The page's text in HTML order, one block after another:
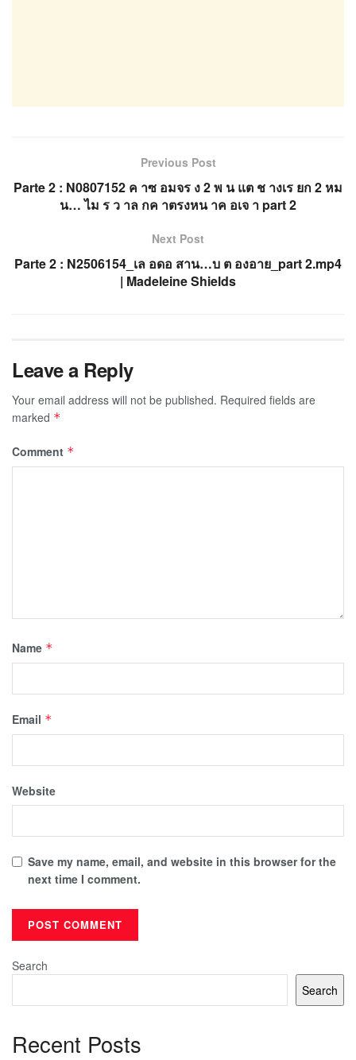
Previous Post
Parte 2 : N0807152 ค าซ อมจร ง 2 พ น แต ช างเร ยก 2 หม
น… ไม ร ว าล กค าตรงหน าค อเจ า part 2
Next Post
Parte 2 : N2506154_เล อดอ สาน…บ ต องอาย_part 2.mp4
| Madeleine Shields
Leave a Reply
Your email address will not be published. Required fields are
marked *
Comment *
Name *
Email *
Website
Save my name, email, and website in this browser for the
next time I comment.
Search
Search
Recent Posts